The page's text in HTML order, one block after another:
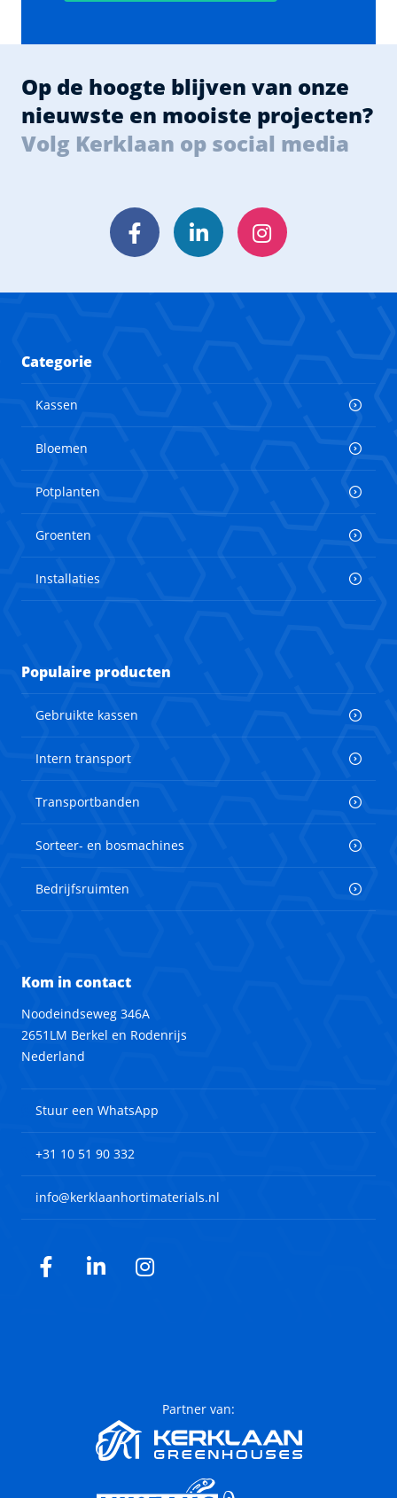
Op de hoogte blijven van onze
nieuwste en mooiste projecten?
Volg Kerklaan op social media
FacebookLinkedInInstagram
Categorie
Kassen
Bloemen
Potplanten
Groenten
Installaties
Populaire producten
Gebruikte kassen
Intern transport
Transportbanden
Sorteer- en bosmachines
Bedrijfsruimten
Kom in contact
Noodeindseweg 346A
2651LM Berkel en Rodenrijs
Nederland
Stuur een WhatsApp
+31 10 51 90 332
info@kerklaanhortimaterials.nl
Facebook
LinkedInInstagram
Partner van: